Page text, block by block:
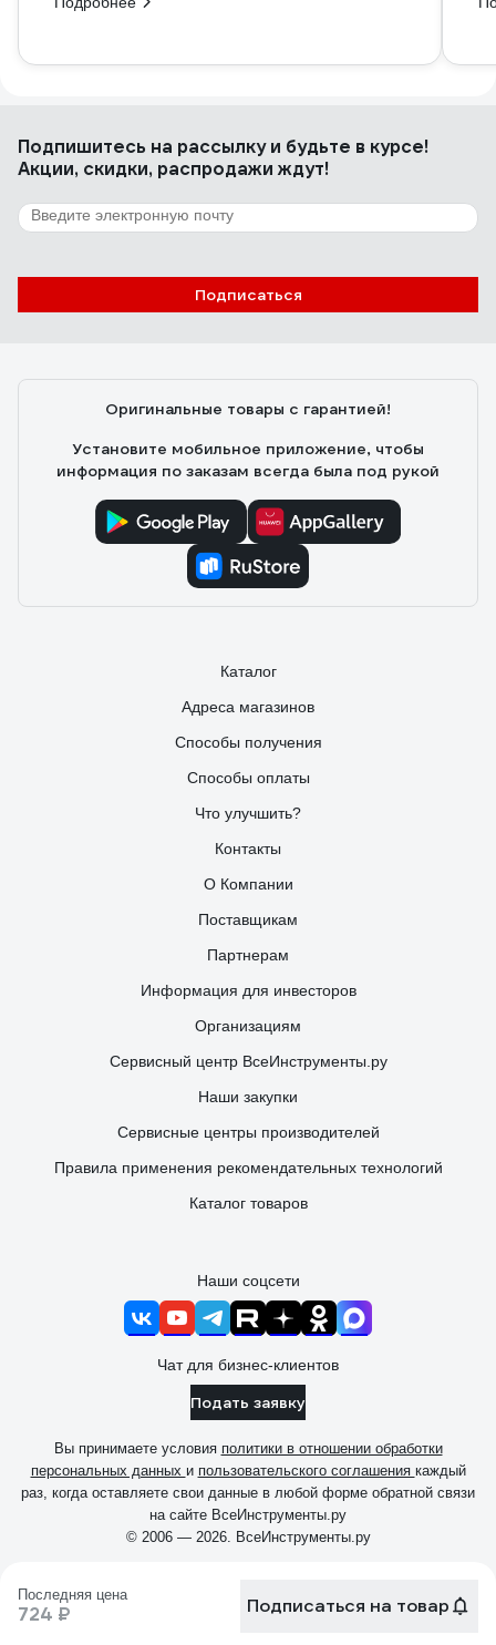
Последняя цена
724 ₽ Подписаться на товар
Подпишитесь на рассылкуи будьте в курсе!
Акции, скидки, распродажи ждут!
Подписаться
Оригинальные товары с гарантией!
Установите мобильное приложение, чтобы
информация по заказам всегда была под рукой
Каталог
Адреса магазинов
Способы получения
Способы оплаты
Что улучшить?
Контакты
О Компании
Поставщикам
Партнерам
Информация для инвесторов
Организациям
Сервисный центр ВсеИнструменты.ру
Наши закупки
Сервисные центры производителей
Правила применения рекомендательных технологий
Каталог товаров
Наши соцсети
Чат для бизнес-клиентов
Подать заявку
Вы принимаете условия политики в отношении обработки
персональных данных и пользовательского соглашения каждый
раз, когда оставляете свои данные в любой форме обратной связи
на сайте ВсеИнструменты.ру
© 2006 — 2026. ВсеИнструменты.ру